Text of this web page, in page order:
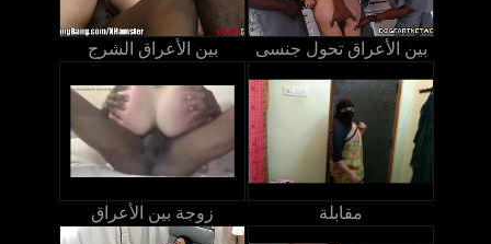
بين الأعراق الشرج بين الأعراق تحول جنسى
زوجة بين الأعراق مقابلة